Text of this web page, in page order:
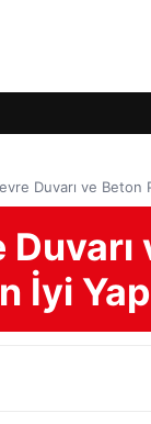
Duvarı ve Beton
İyi